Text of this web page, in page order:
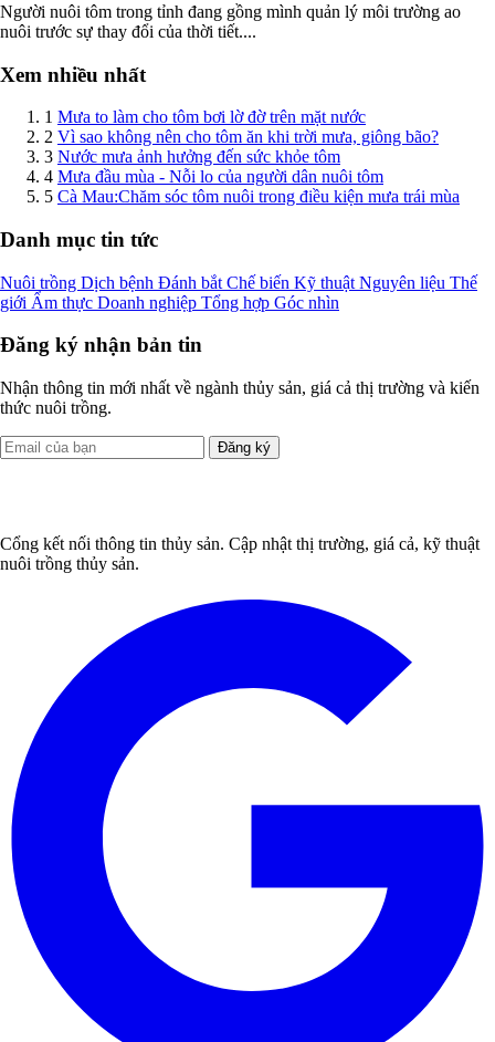
Người nuôi tôm trong tỉnh đang gồng mình quản lý môi trường ao
nuôi trước sự thay đổi của thời tiết....
Xem nhiều nhất
1 Mưa to làm cho tôm bơi lờ đờ trên mặt nước
2 Vì sao không nên cho tôm ăn khi trời mưa, giông bão?
3 Nước mưa ảnh hưởng đến sức khỏe tôm
4 Mưa đầu mùa - Nỗi lo của người dân nuôi tôm
5 Cà Mau:Chăm sóc tôm nuôi trong điều kiện mưa trái mùa
Danh mục tin tức
Nuôi trồng Dịch bệnh Đánh bắt Chế biến Kỹ thuật Nguyên liệu Thế
giới Ẩm thực Doanh nghiệp Tổng hợp Góc nhìn
Đăng ký nhận bản tin
Nhận thông tin mới nhất về ngành thủy sản, giá cả thị trường và kiến
thức nuôi trồng.
Đăng ký
Cổng kết nối thông tin thủy sản. Cập nhật thị trường, giá cả, kỹ thuật
nuôi trồng thủy sản.